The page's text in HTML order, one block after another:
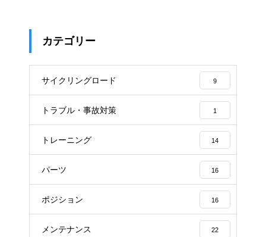
カテゴリー
サイクリングロード 9
トラブル・事故対策 1
トレーニング 14
パーツ 16
ポジション 16
メンテナンス 22